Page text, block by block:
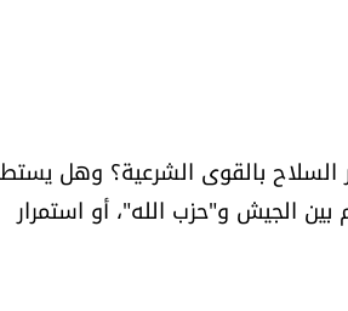
السلاح بالقوى الشرعية؟ وهل
الجيش و"حزب الله"، أو استمرار